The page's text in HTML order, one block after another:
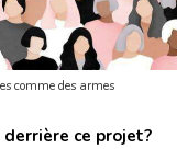
comme des armes
derrière ce projet?